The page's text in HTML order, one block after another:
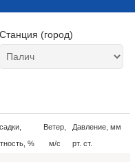
Станция (город)
%
Ветер,
м/с
Давление, мм
рт. ст.